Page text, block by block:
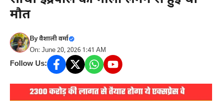
मौत
Byवैशाली वर्मा
On: June 20, 2026 1:41 AM
Follow Us: